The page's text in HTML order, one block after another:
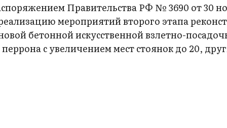
Правительства РФ № 3690 от 30
мероприятий второго этапа
бетонной искусственной взлетно-
с увеличением мест стоянок до 20,